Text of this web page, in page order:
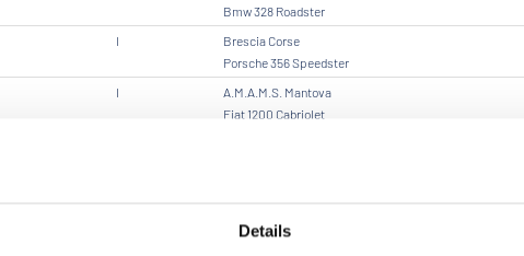
Details
Bmw 328 Roadster
I
Brescia Corse
Porsche 356 Speedster
I
A.M.A.M.S. Mantova
Fiat 1200 Cabriolet